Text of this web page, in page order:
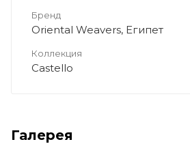
Бренд
Oriental Weavers, Египет
Коллекция
Castello
Галерея